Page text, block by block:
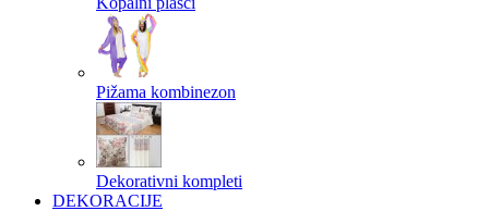
Pižama kombinezon
Dekorativni kompleti
DEKORACIJE